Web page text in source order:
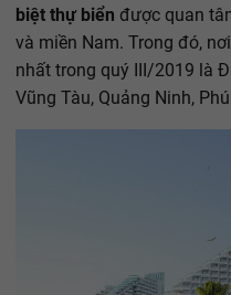
biệt thự biển được quan
và miền Nam. Trong đó, nơi
nhất trong quý III/2019 là
Vũng Tàu, Quảng Ninh,